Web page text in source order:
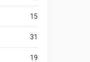
15
31
19